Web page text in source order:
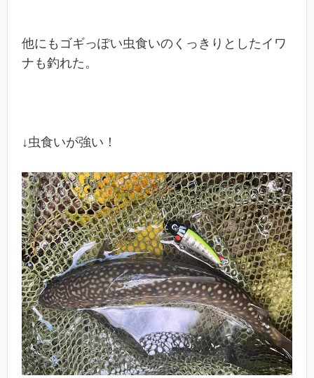
他にもゴギっぽい虫食いのくっきりとしたイワ
ナも釣れた。
↓虫食いが強い！